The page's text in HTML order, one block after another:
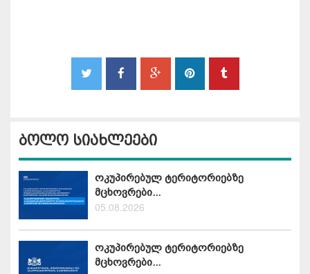
ბოლო სიახლეები
ოკუპირებულ ტერიტორიებზე
მცხოვრები...
05.08.2026
ოკუპირებულ ტერიტორიებზე
მცხოვრები...